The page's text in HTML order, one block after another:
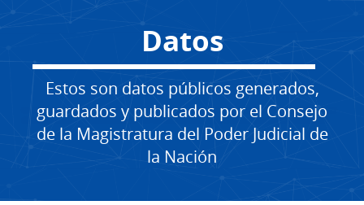
Datos
Estos son datos públicos generados,
guardados y publicados por el Consejo
de la Magistratura del Poder Judicial de
la Nación